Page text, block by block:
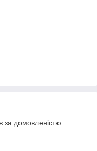
за домовленістю